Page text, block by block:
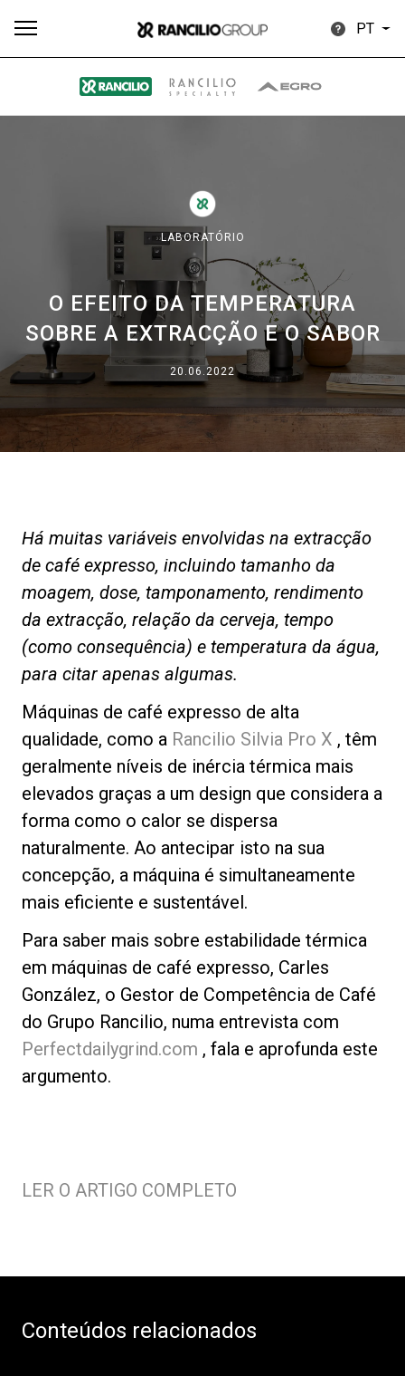
PT
LABORATÓRIO
O EFEITO DA TEMPERATURA
SOBRE A EXTRACÇÃO E O SABOR
20.06.2022
Há muitas variáveis envolvidas na extracção
de café expresso, incluindo tamanho da
moagem, dose, tamponamento, rendimento
da extracção, relação da cerveja, tempo
(como consequência) e temperatura da água,
para citar apenas algumas.
Máquinas de café expresso de alta
qualidade, como a Rancilio Silvia Pro X , têm
geralmente níveis de inércia térmica mais
elevados graças a um design que considera a
forma como o calor se dispersa
naturalmente. Ao antecipar isto na sua
concepção, a máquina é simultaneamente
mais eficiente e sustentável.
Para saber mais sobre estabilidade térmica
em máquinas de café expresso, Carles
González, o Gestor de Competência de Café
do Grupo Rancilio, numa entrevista com
Perfectdailygrind.com , fala e aprofunda este
argumento.
LER O ARTIGO COMPLETO
Conteúdos relacionados
Our brands
Group
Notícias
Nossos laboratórios
Sustentabilidade
Connect
Contacte-nos
Política de Privacidade